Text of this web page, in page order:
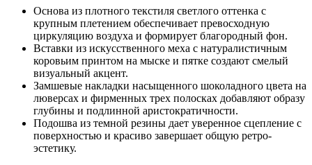
Основа из плотного текстиля светлого оттенка с
крупным плетением обеспечивает превосходную
циркуляцию воздуха и формирует благородный фон.
Вставки из искусственного меха с натуралистичным
коровьим принтом на мыске и пятке создают смелый
визуальный акцент.
Замшевые накладки насыщенного шоколадного цвета на
люверсах и фирменных трех полосках добавляют образу
глубины и подлинной аристократичности.
Подошва из темной резины дает уверенное сцепление с
поверхностью и красиво завершает общую ретро-
эстетику.